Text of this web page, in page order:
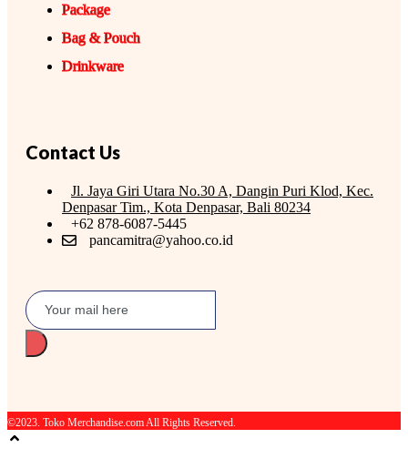
Package
Bag & Pouch
Drinkware
Contact Us
Jl. Jaya Giri Utara No.30 A, Dangin Puri Klod, Kec.
Denpasar Tim., Kota Denpasar, Bali 80234
+62 878-6087-5445
pancamitra@yahoo.co.id
©2023. Toko Merchandise.com All Rights Reserved.